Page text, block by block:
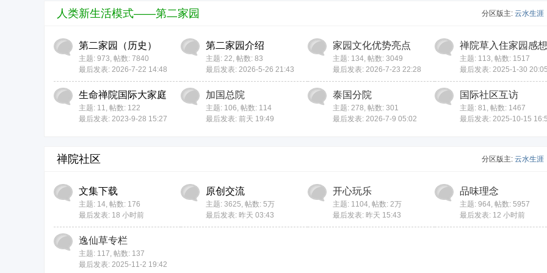
分区版主: 云水生涯
人类新生活模式——第二家园
第二家园（历史）
主题: 973, 帖数: 7840
最后发表: 2026-7-22 14:48
第二家园介绍
主题: 22, 帖数: 83
最后发表: 2026-5-26 21:43
家园文化优势亮点
主题: 134, 帖数: 3049
最后发表: 2026-7-23 22:28
禅院草入住家园感想
主题: 113, 帖数: 1517
最后发表: 2025-1-30 20:05
生命禅院国际大家庭
主题: 11, 帖数: 122
最后发表: 2023-9-28 15:27
加国总院
主题: 106, 帖数: 114
最后发表: 前天 19:49
泰国分院
主题: 278, 帖数: 301
最后发表: 2026-7-9 05:02
国际社区互访
主题: 81, 帖数: 1467
最后发表: 2025-10-15
分区版主: 云水生涯
禅院社区
文集下载
主题: 14, 帖数: 176
最后发表: 18 小时前
原创交流
主题: 3625, 帖数: 5万
最后发表: 昨天 03:43
开心玩乐
主题: 1104, 帖数: 2万
最后发表: 昨天 15:43
品味理念
主题: 964, 帖数: 5957
最后发表: 12 小时前
逸仙草专栏
主题: 117, 帖数: 137
最后发表: 2025-11-2 19:42